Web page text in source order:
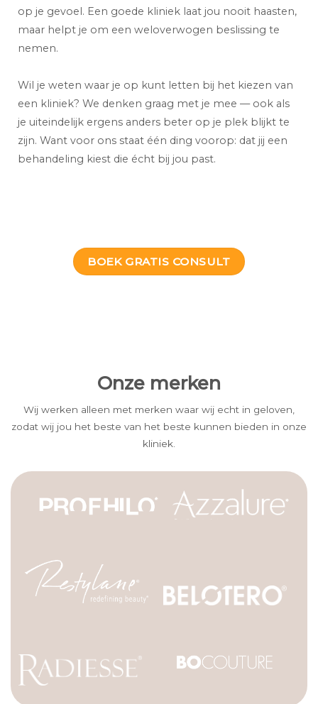
op je gevoel. Een goede kliniek laat jou nooit haasten,
maar helpt je om een weloverwogen beslissing te
nemen.
Wil je weten waar je op kunt letten bij het kiezen van
een kliniek? We denken graag met je mee — ook als
je uiteindelijk ergens anders beter op je plek blijkt te
zijn. Want voor ons staat één ding voorop: dat jij een
behandeling kiest die écht bij jou past.
BOEK GRATIS CONSULT
Onze merken
Wij werken alleen met merken waar wij echt in geloven,
zodat wij jou het beste van het beste kunnen bieden in onze
kliniek.